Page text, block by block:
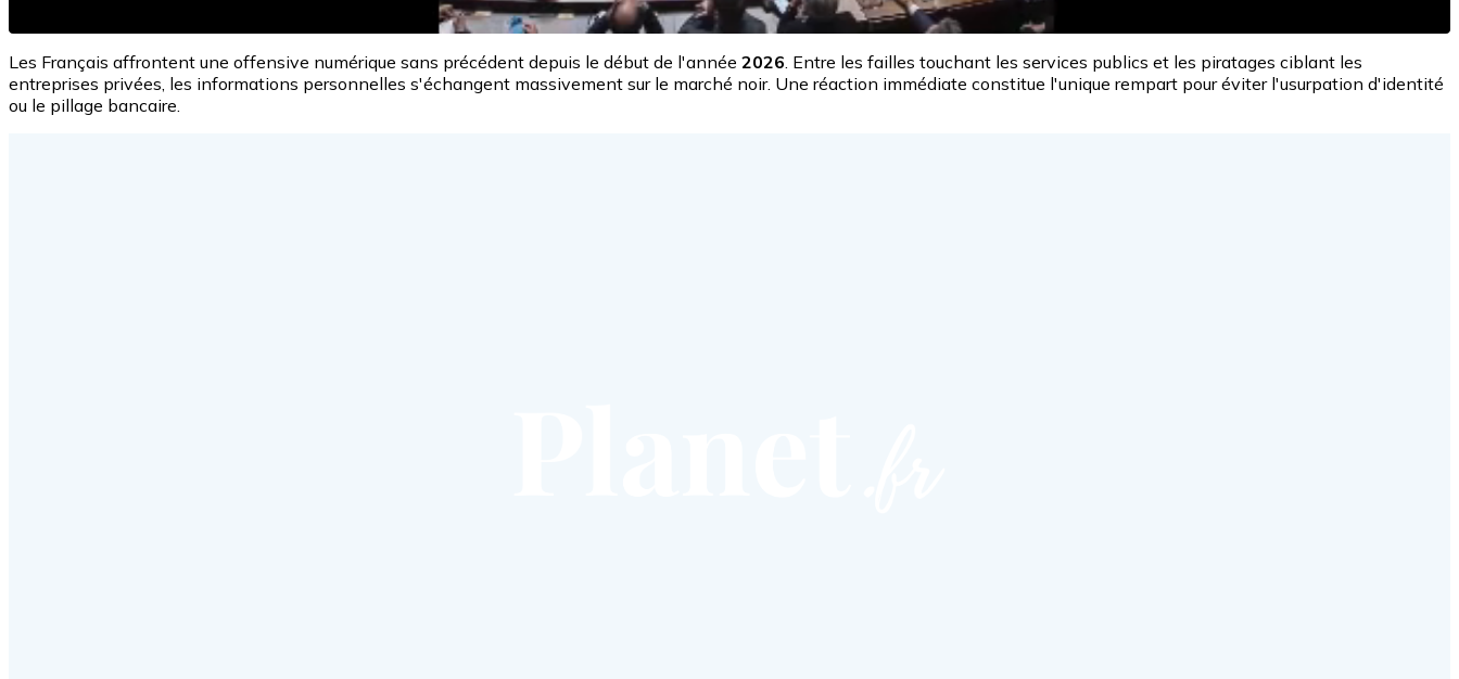
Les Français affrontent une offensive numérique sans précédent depuis le début de l'année 2026 . Entre les failles touchant les services publics et les piratages ciblant les
entreprises privées, les informations personnelles s'échangent massivement sur le marché noir. Une réaction immédiate constitue l'unique rempart pour éviter l'usurpation d'identité
ou le pillage bancaire.